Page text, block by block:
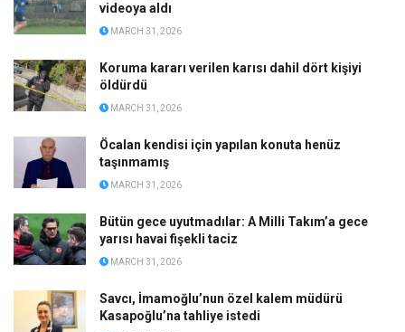
videoya aldı
MARCH 31, 2026
Koruma kararı verilen karısı dahil dört kişiyi
öldürdü
MARCH 31, 2026
Öcalan kendisi için yapılan konuta henüz
taşınmamış
MARCH 31, 2026
Bütün gece uyutmadılar: A Milli Takım’a gece
yarısı havai fişekli taciz
MARCH 31, 2026
Savcı, İmamoğlu’nun özel kalem müdürü
Kasapoğlu’na tahliye istedi